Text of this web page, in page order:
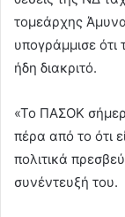
τομεάρχης
υπογράμμισε
ήδη διακριτό.
«Το ΠΑΣΟΚ
πέρα από το ότι
πολιτικά
συνέντευξή του.